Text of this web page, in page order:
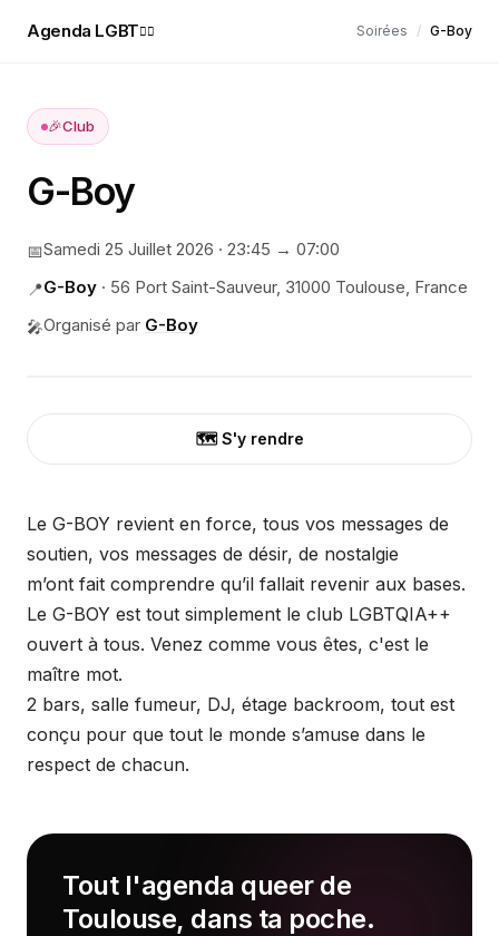
Agenda LGBT🏳️‍🌈 Soirées / G-Boy
🎉Club
G-Boy
📅Samedi 25 Juillet 2026 · 23:45 → 07:00
📍G-Boy · 56 Port Saint-Sauveur, 31000 Toulouse, France
🎤Organisé par G-Boy
🗺️ S'y rendre
Le G-BOY revient en force, tous vos messages de
soutien, vos messages de désir, de nostalgie
m’ont fait comprendre qu’il fallait revenir aux bases.
Le G-BOY est tout simplement le club LGBTQIA++
ouvert à tous. Venez comme vous êtes, c'est le
maître mot.
2 bars, salle fumeur, DJ, étage backroom, tout est
conçu pour que tout le monde s’amuse dans le
respect de chacun.
Tout l'agenda queer de
Toulouse, dans ta poche.